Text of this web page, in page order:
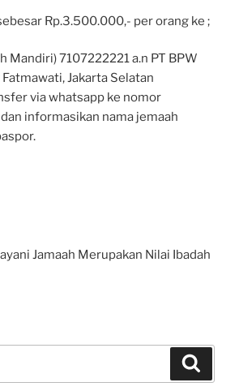
Rp.3.500.000,- per orang ke ;
Mandiri) 7107222221 a.n PT BPW
Jakarta Selatan
via whatsapp ke nomor
dan informasikan nama jemaah
Jamaah Merupakan Nilai Ibadah